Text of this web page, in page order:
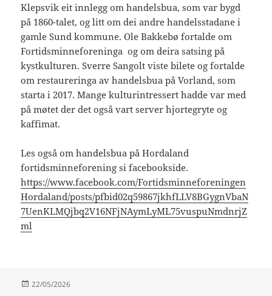
Klepsvik eit innlegg om handelsbua, som var bygd
på 1860-talet, og litt om dei andre handelsstadane i
gamle Sund kommune. Ole Bakkebø fortalde om
Fortidsminneforeninga og om deira satsing på
kystkulturen. Sverre Sangolt viste bilete og fortalde
om restaureringa av handelsbua på Vorland, som
starta i 2017. Mange kulturintressert hadde var med
på møtet der det også vart server hjortegryte og
kaffimat.
Les også om handelsbua på Hordaland
fortidsminneforening si facebookside.
https://www.facebook.com/Fortidsminneforeningen
Hordaland/posts/pfbid02q59867jkhfLLV8BGygnVbaN
7UenKLMQjbq2V16NFjNAymLyML75vuspuNmdnrjZ
ml
Publisert
22/05/2026